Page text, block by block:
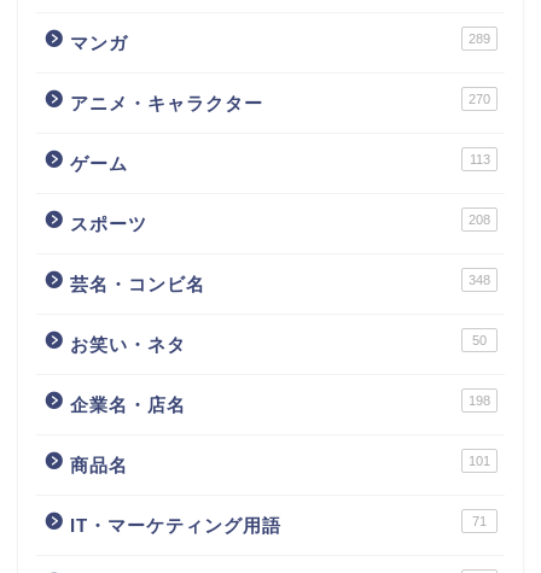
マンガ 289
アニメ・キャラクター 270
ゲーム 113
スポーツ 208
芸名・コンビ名 348
お笑い・ネタ 50
企業名・店名 198
商品名 101
IT・マーケティング用語 71